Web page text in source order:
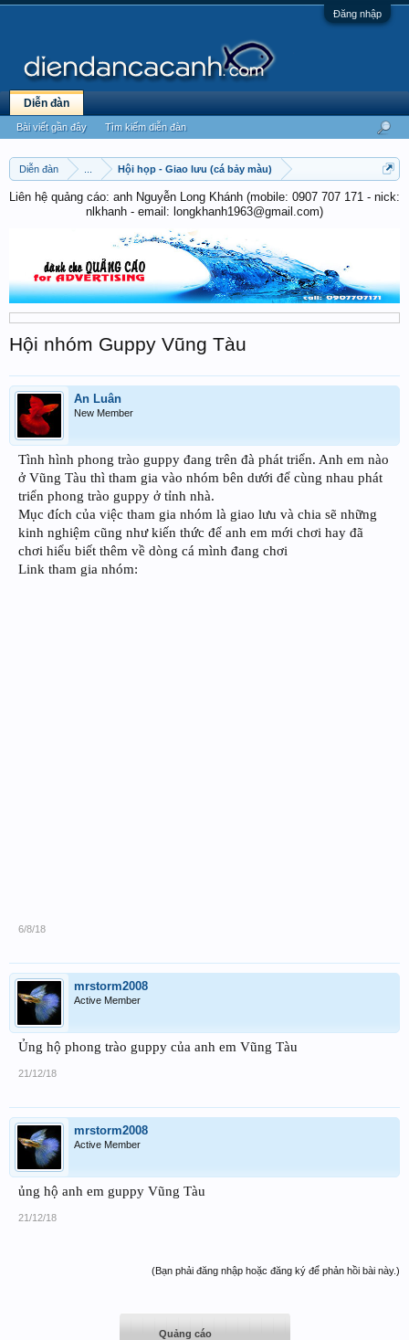
Đăng nhập
Diễn đàn Hội họp - Giao lưu (cá bảy màu)
Liên hệ quảng cáo: anh Nguyễn Long Khánh (mobile: 0907 707 171 - nick:
nlkhanh - email: longkhanh1963@gmail.com)
Hội nhóm Guppy Vũng Tàu
An Luân
New Member
Tình hình phong trào guppy đang trên đà phát triển. Anh em nào
ở Vũng Tàu thì tham gia vào nhóm bên dưới để cùng nhau phát
triển phong trào guppy ở tỉnh nhà.
Mục đích của việc tham gia nhóm là giao lưu và chia sẽ những
kinh nghiệm cũng như kiến thức để anh em mới chơi hay đã
chơi hiểu biết thêm về dòng cá mình đang chơi
Link tham gia nhóm:
6/8/18
mrstorm2008
Active Member
Ủng hộ phong trào guppy của anh em Vũng Tàu
21/12/18
mrstorm2008
Active Member
ủng hộ anh em guppy Vũng Tàu
21/12/18
(Bạn phải đăng nhập hoặc đăng ký để phản hồi bài này.)
Quảng cáo
Diễn đàn
Bài viết gần đây Tìm kiếm diễn đàn